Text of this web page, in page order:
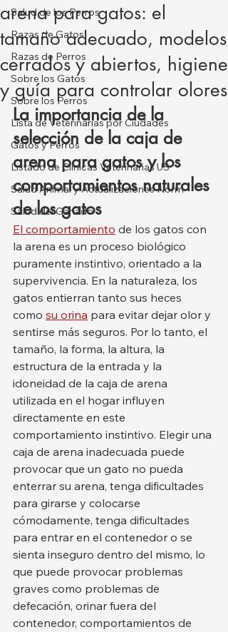
Salud de los Perros
Razas de Gatos
Razas de Perros
Sobre los Gatos
Sobre los Perros
Lista de Veterinarias por Ciudades
Gatos y Perros
Listado de Clínicas Veterinarias US
Salud Animal y Actualizaciones Norm
Salud del Ganado
arena para gatos: el
tamaño adecuado, modelos
cerrados y abiertos, higiene
y guía para controlar olores
La importancia de la
selección de la caja de
arena para gatos y los
comportamientos naturales
de los gatos
El comportamiento de los gatos con
la arena es un proceso biológico
puramente instintivo, orientado a la
supervivencia. En la naturaleza, los
gatos entierran tanto sus heces
como su orina para evitar dejar olor y
sentirse más seguros. Por lo tanto, el
tamaño, la forma, la altura, la
estructura de la entrada y la
idoneidad de la caja de arena
utilizada en el hogar influyen
directamente en este
comportamiento instintivo. Elegir una
caja de arena inadecuada puede
provocar que un gato no pueda
enterrar su arena, tenga dificultades
para girarse y colocarse
cómodamente, tenga dificultades
para entrar en el contenedor o se
sienta inseguro dentro del mismo, lo
que puede provocar problemas
graves como problemas de
defecación, orinar fuera del
contenedor, comportamientos de